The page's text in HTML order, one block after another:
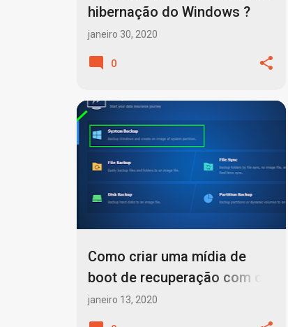
hibernação do Windows ?
janeiro 30, 2020
0
Como criar uma mídia de
boot de recuperação com o
AOMEI
janeiro 13, 2020
AOMEI BACKUPPER PRO BACKUP